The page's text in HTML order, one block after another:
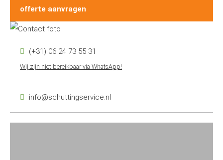
offerte aanvragen
(+31) 06 24 73 55 31
Wij zijn niet bereikbaar via WhatsApp!
info@schuttingservice.nl